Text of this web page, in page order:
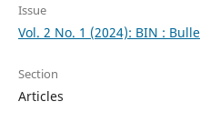
Issue
Vol. 2 No. 1 (2024): BIN :
Section
Articles